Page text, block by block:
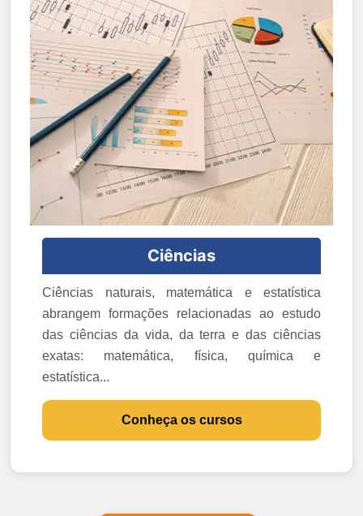
Ciências
Ciências naturais, matemática e estatística
abrangem formações relacionadas ao estudo
das ciências da vida, da terra e das ciências
exatas: matemática, física, química e
estatística...
Conheça os cursos